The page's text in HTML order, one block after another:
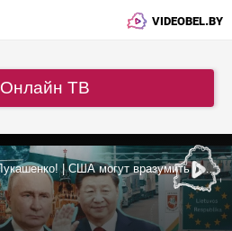
VIDEOBEL.BY
Онлайн ТВ
Риттер: Трамп уважает силу Лукашенко! | США могут вразумить Литву? | «Великий юрист Америки» едет в Беларусь!